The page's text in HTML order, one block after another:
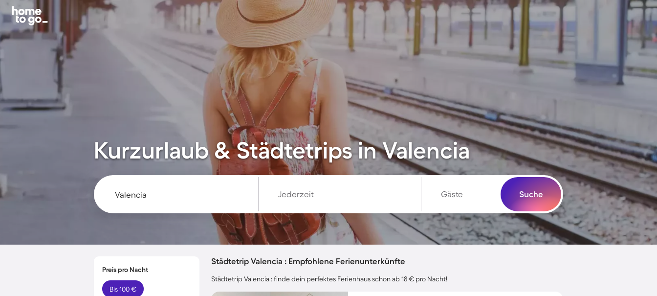
Kurzurlaub & Städtetrips in Valencia
Jederzeit Gäste Suche
Preis pro Nacht
Bis 100 €
Städtetrip Valencia : Empfohlene Ferienunterkünfte
Städtetrip Valencia : finde dein perfektes Ferienhaus schon ab 18 € pro Nacht!